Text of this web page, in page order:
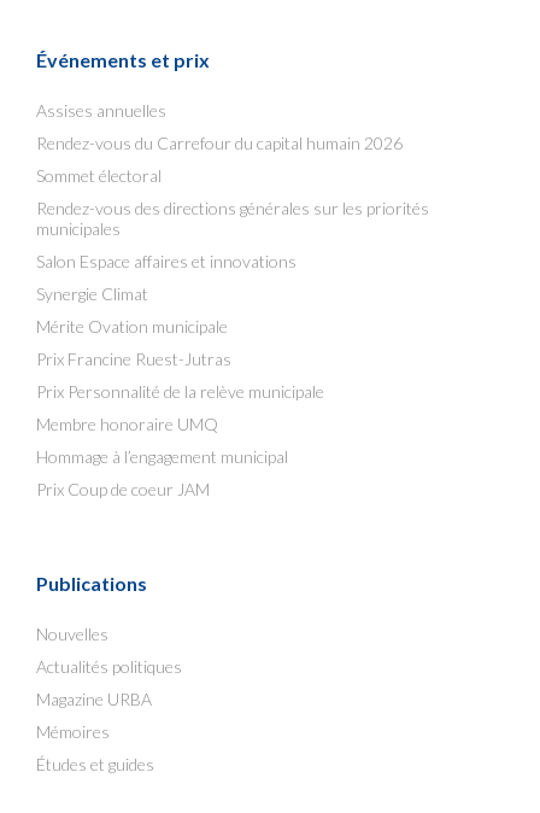
Événements et prix
Assises annuelles
Rendez-vous du Carrefour du capital humain 2026
Sommet électoral
Rendez-vous des directions générales sur les priorités
municipales
Salon Espace affaires et innovations
Synergie Climat
Mérite Ovation municipale
Prix Francine Ruest-Jutras
Prix Personnalité de la relève municipale
Membre honoraire UMQ
Hommage à l’engagement municipal
Prix Coup de coeur JAM
Publications
Nouvelles
Actualités politiques
Magazine URBA
Mémoires
Études et guides